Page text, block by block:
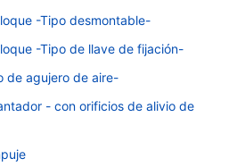
-Tipo desmontable-
-Tipo de llave de fijación-
de agujero de aire-
- con orificios de alivio de